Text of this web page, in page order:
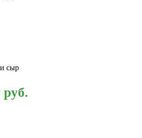
сыр
руб.